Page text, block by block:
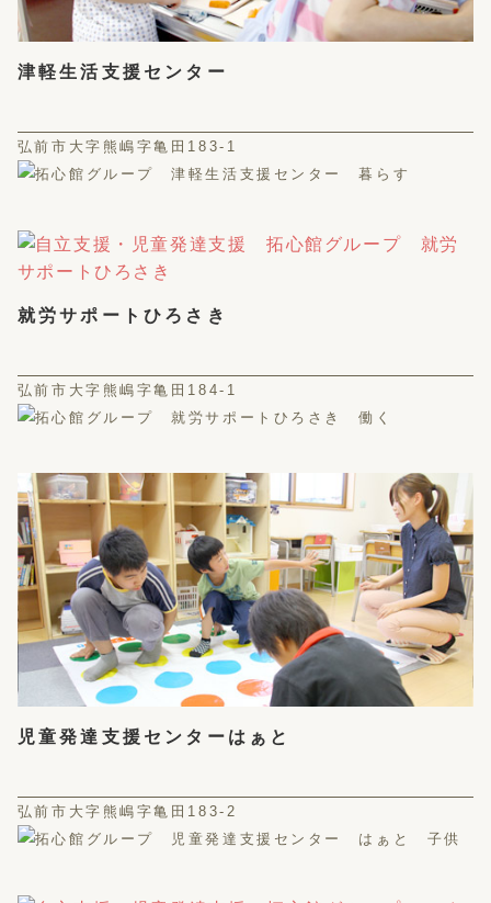
津軽生活支援センター
弘前市大字熊嶋字亀田183-1
就労サポートひろさき
弘前市大字熊嶋字亀田184-1
児童発達支援センターはぁと
弘前市大字熊嶋字亀田183-2